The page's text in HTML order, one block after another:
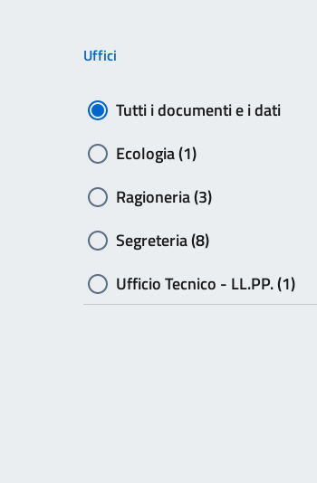
Uffici
Tutti i documenti e i dati
Ecologia (1)
Ragioneria (3)
Segreteria (8)
Ufficio Tecnico - LL.PP. (1)